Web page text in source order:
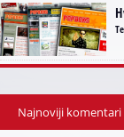
Najnoviji komentari